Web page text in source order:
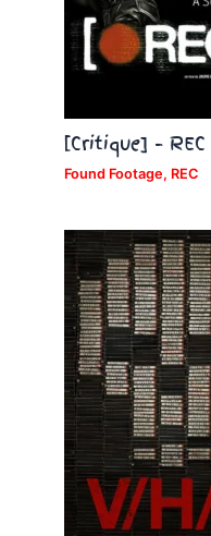
[Critique] – REC
Found Footage, REC